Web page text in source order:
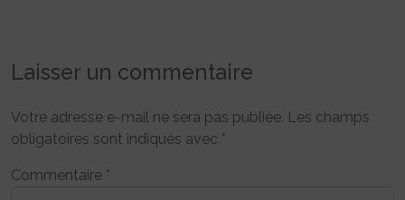
Laisser un commentaire
Votre adresse e-mail ne sera pas publiée. Les champs
obligatoires sont indiqués avec *
Commentaire *